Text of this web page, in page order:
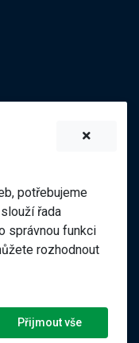
| |Předchozí web
Nastavení soukromí
potřebujeme
řada
správnou funkci
rozhodnout
Přijmout vše